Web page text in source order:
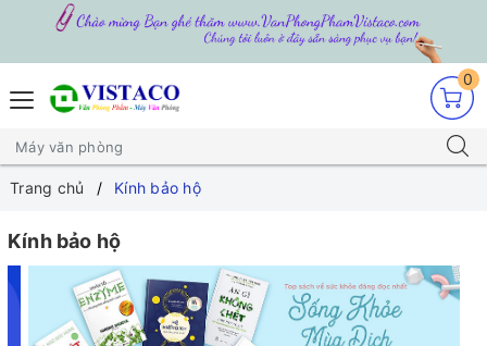
0
Trang chủ Kính bảo hộ
Kính bảo hộ